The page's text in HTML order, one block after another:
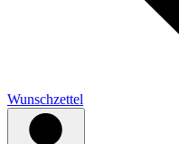
Wunschzettel